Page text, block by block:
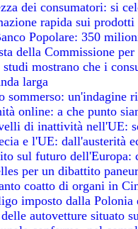
dei consumatori: si
rapida sui
Popolare: 350
della Commissione
studi mostrano che i
larga
sommerso: un'indagine
online: a che punto
di inattività nell'UE:
e l'UE: dall'austerità
sul futuro
per un dibattito
coatto di organi in
imposto dalla
autovetture situato